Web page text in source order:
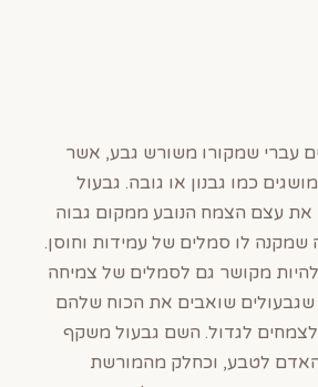
עברי שמקורו משורש גבע, אשר
כמו גבנון או גובה. גבעול
את עצם הצמח הנובע ממקום גבוה
שמקנה לו סמלים של עמידות וחוסן.
מקושר גם לסמלים של צמיחה
שואבים את הכוח שלהם
לגדול. השם גבעול משקף
לטבע, וכחלק מהמורשת